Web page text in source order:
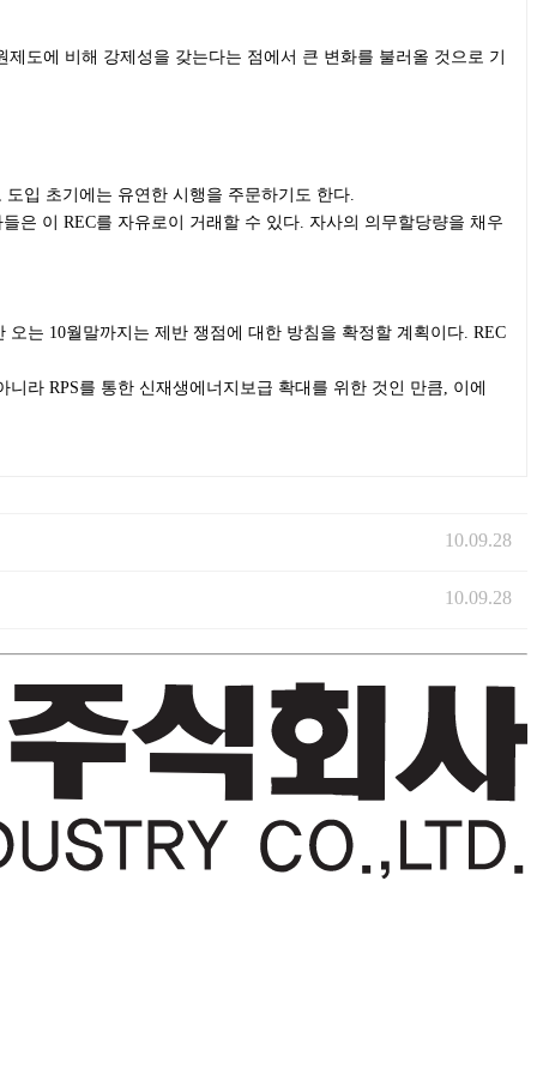
도에 비해 강제성을 갖는다는 점에서 큰 변화를 불러올 것으로 기
입 초기에는 유연한 시행을 주문하기도 한다.
은 이 REC를 자유로이 거래할 수 있다. 자사의 의무할당량을 채우
는 10월말까지는 제반 쟁점에 대한 방침을 확정할 계획이다. REC
라 RPS를 통한 신재생에너지보급 확대를 위한 것인 만큼, 이에
10.09.28
10.09.28